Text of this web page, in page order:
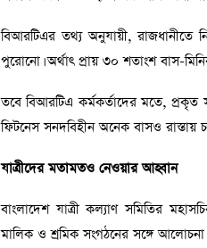
বিআরটিএর তথ্য অনুযায়ী, রাজধানীতে
পুরোনো। অর্থাৎ প্রায় ৩০ শতাংশ বাস-
তবে বিআরটিএ কর্মকর্তাদের মতে, প্রকৃত
ফিটনেস সনদবিহীন অনেক বাসও রাস্তায়
যাত্রীদের মতামতও নেওয়ার আহ্বান
বাংলাদেশ যাত্রী কল্যাণ সমিতির
মালিক ও শ্রমিক সংগঠনের সঙ্গে